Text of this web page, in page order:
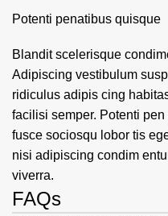
Potenti penatibus quisque
Blandit scelerisque
Adipiscing vestibulum
ridiculus adipis cing
facilisi semper. Potenti
fusce sociosqu lobor tis
nisi adipiscing condim
viverra.
FAQs